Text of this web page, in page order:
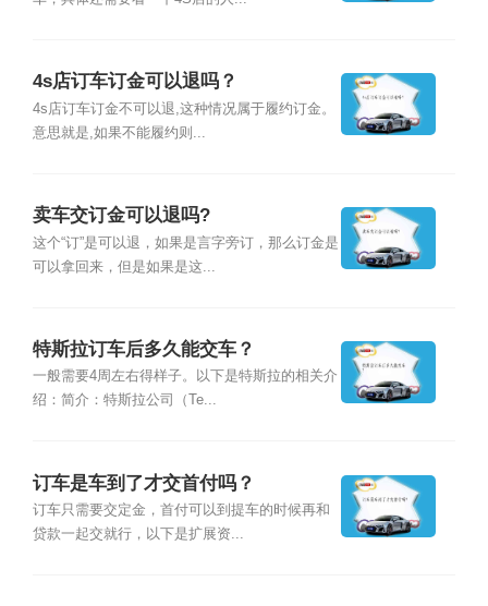
4s店订车订金可以退吗？
4s店订车订金不可以退,这种情况属于履约订金。
意思就是,如果不能履约则...
卖车交订金可以退吗?
这个“订”是可以退，如果是言字旁订，那么订金是
可以拿回来，但是如果是这...
特斯拉订车后多久能交车？
一般需要4周左右得样子。以下是特斯拉的相关介
绍：简介：特斯拉公司（Te...
订车是车到了才交首付吗？
订车只需要交定金，首付可以到提车的时候再和
贷款一起交就行，以下是扩展资...